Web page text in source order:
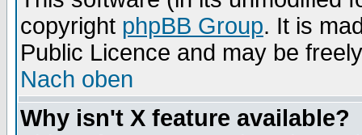
copyright phpBB Group. It is
Public Licence and may be
Nach oben
Why isn't X feature available?